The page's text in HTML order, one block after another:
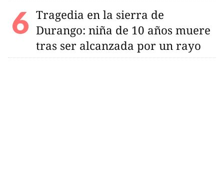
Tragedia en la sierra de
Durango: niña de 10 años muere
tras ser alcanzada por un rayo